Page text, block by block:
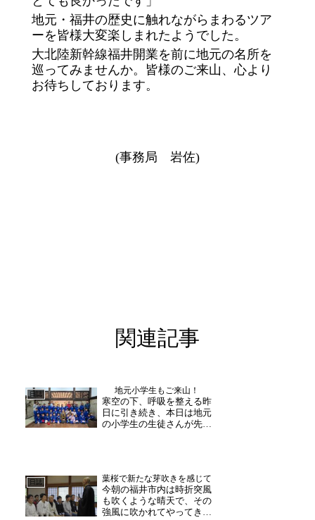
地元・福井の歴史に触れながらまわるツア
ーを皆様大変楽しまれたようでした。
大北陸新幹線福井開業を前に地元の名所を
巡ってみませんか。皆様のご来山、心より
お待ちしております。
(事務局 岩佐)
関連記事
日誌 地元小学生もご来山！
寒空の下、呼吸を整える昨
日に引き続き、本日は地元
の小学生の生徒さんが先生
に和尚さんの話を聞かれて
いました。静けさにつつま
れたお堂の中、寒さもい
つ...
日誌 葉桜で新たな芽吹きを感じて
今朝の福井市内は時折突風
も吹くような晴天で、その
強風に吹かれてやってきた